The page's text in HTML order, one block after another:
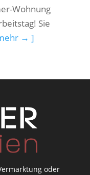
Wohnung
Sie
→ ]
oder